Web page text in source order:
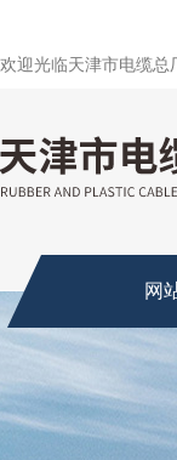
欢迎光临天津市电缆总
网